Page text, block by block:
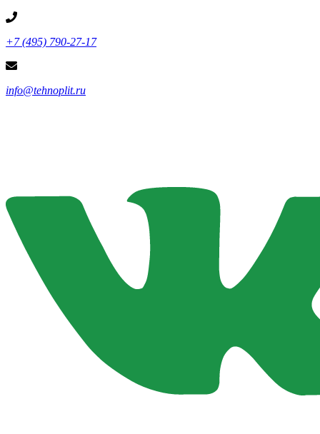
+7 (495) 790-27-17
info@tehnoplit.ru